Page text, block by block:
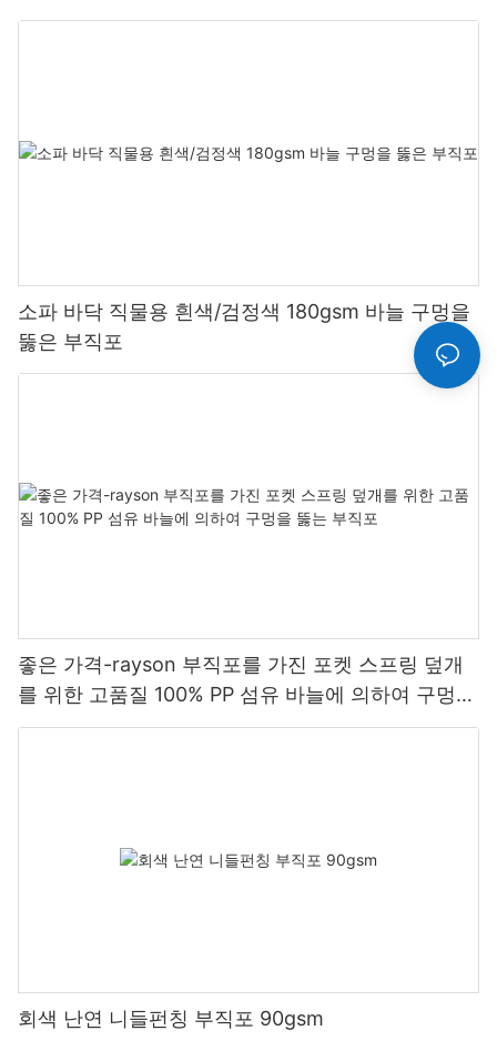
소파 바닥 직물용 흰색/검정색 180gsm 바늘 구멍을
뚫은 부직포
좋은 가격-rayson 부직포를 가진 포켓 스프링 덮개
를 위한 고품질 100% PP 섬유 바늘에 의하여 구멍을
뚫는 부직포
회색 난연 니들펀칭 부직포 90gsm